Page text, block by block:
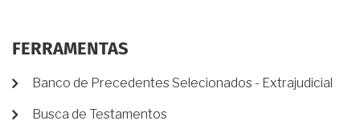
FERRAMENTAS
Banco de Precedentes Selecionados - Extrajudicial
Busca de Testamentos